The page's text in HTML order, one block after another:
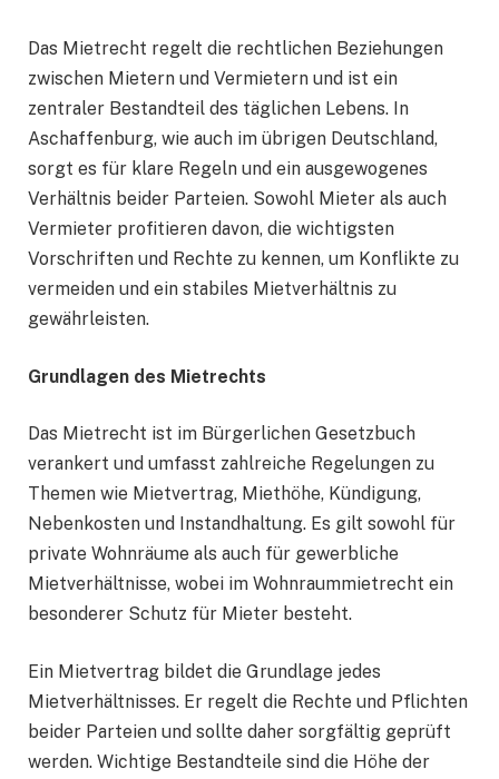
Das Mietrecht regelt die rechtlichen Beziehungen
zwischen Mietern und Vermietern und ist ein
zentraler Bestandteil des täglichen Lebens. In
Aschaffenburg, wie auch im übrigen Deutschland,
sorgt es für klare Regeln und ein ausgewogenes
Verhältnis beider Parteien. Sowohl Mieter als auch
Vermieter profitieren davon, die wichtigsten
Vorschriften und Rechte zu kennen, um Konflikte zu
vermeiden und ein stabiles Mietverhältnis zu
gewährleisten.
Grundlagen des Mietrechts
Das Mietrecht ist im Bürgerlichen Gesetzbuch
verankert und umfasst zahlreiche Regelungen zu
Themen wie Mietvertrag, Miethöhe, Kündigung,
Nebenkosten und Instandhaltung. Es gilt sowohl für
private Wohnräume als auch für gewerbliche
Mietverhältnisse, wobei im Wohnraummietrecht ein
besonderer Schutz für Mieter besteht.
Ein Mietvertrag bildet die Grundlage jedes
Mietverhältnisses. Er regelt die Rechte und Pflichten
beider Parteien und sollte daher sorgfältig geprüft
werden. Wichtige Bestandteile sind die Höhe der